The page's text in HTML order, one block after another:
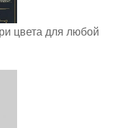
цвета для любой